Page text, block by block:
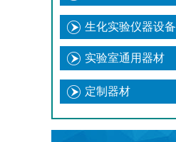
生化实验仪器设备
实验室通用器材
定制器材